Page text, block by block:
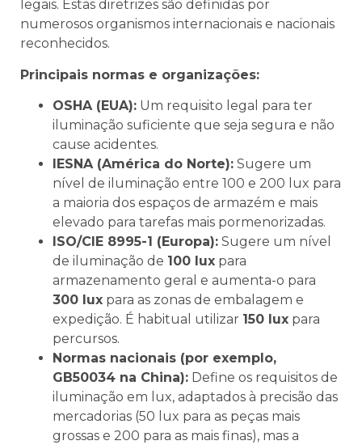
legais. Estas diretrizes são definidas por
numerosos organismos internacionais e nacionais
reconhecidos.
Principais normas e organizações:
OSHA (EUA): Um requisito legal para ter
iluminação suficiente que seja segura e não
cause acidentes.
IESNA (América do Norte): Sugere um
nível de iluminação entre 100 e 200 lux para
a maioria dos espaços de armazém e mais
elevado para tarefas mais pormenorizadas.
ISO/CIE 8995-1 (Europa): Sugere um nível
de iluminação de 100 lux para
armazenamento geral e aumenta-o para
300 lux para as zonas de embalagem e
expedição. É habitual utilizar 150 lux para
percursos.
Normas nacionais (por exemplo,
GB50034 na China): Define os requisitos de
iluminação em lux, adaptados à precisão das
mercadorias (50 lux para as peças mais
grossas e 200 para as mais finas), mas a